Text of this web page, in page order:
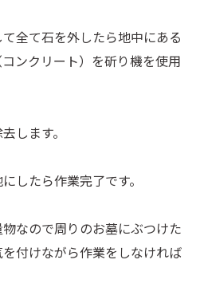
全て石を外したら地中にある
ンクリート）を斫り機を使用
します。
したら作業完了です。
なので周りのお墓にぶつけた
付けながら作業をしなければ